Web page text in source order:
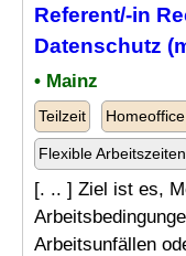
Referent/-in
Datenschutz
• Mainz
Teilzeit
Flexible Arbeitszeiten
[. .. ] Ziel ist es,
Arbeitsunfällen